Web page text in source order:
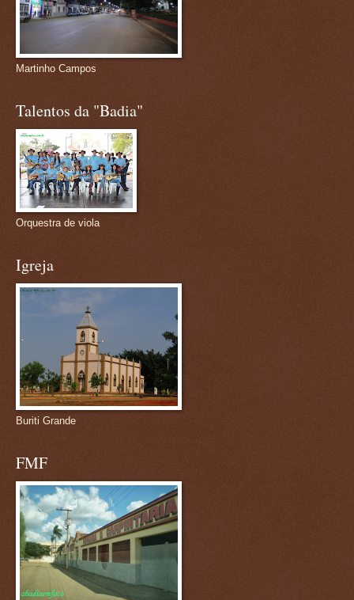
Martinho Campos
Talentos da "Badia"
Orquestra de viola
Igreja
Buriti Grande
FMF